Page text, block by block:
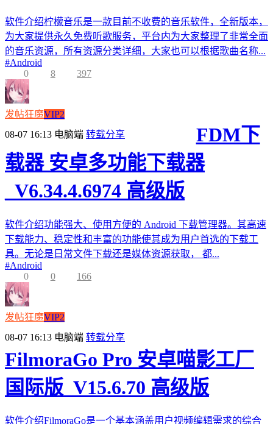
软件介绍柠檬音乐是一款目前不收费的音乐软件，全新版本，
为大家提供永久免费听歌服务，平台内为大家整理了非常全面
的音乐资源，所有资源分类详细，大家也可以根据歌曲名称...
#Android
0
8 397
发帖狂魔VIP2
08-07 16:13 电脑端 转载分享
FDM下
载器 安卓多功能下载器
_V6.34.4.6974 高级版
软件介绍功能强大、使用方便的 Android 下载管理器。其高速
下载能力、稳定性和丰富的功能使其成为用户首选的下载工
具。无论是日常文件下载还是媒体资源获取， 都...
#Android
0
0 166
发帖狂魔VIP2
08-07 16:13 电脑端 转载分享
FilmoraGo Pro 安卓喵影工厂
国际版_V15.6.70 高级版
软件介绍FilmoraGo是一个基本涵盖用户视频编辑需求的综合